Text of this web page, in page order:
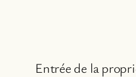
Entrée de la